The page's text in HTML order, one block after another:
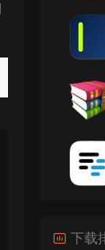
来源：
可以重
效了
Tahoe 26
VMware
安装
怎么安
下载